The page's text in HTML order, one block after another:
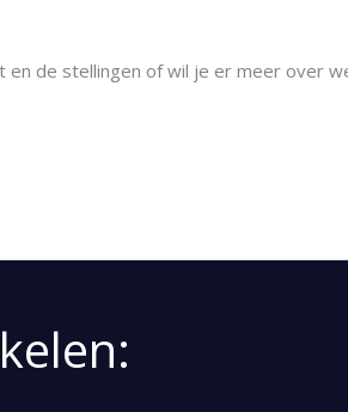
de stellingen of wil je er meer over